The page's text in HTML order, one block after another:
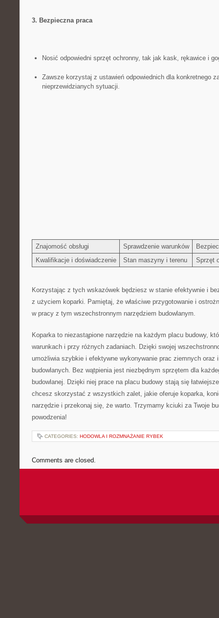
3. Bezpieczna⁣ praca
Nosić odpowiedni⁢ sprzęt ochronny, tak jak kask, rękawice i
Zawsze korzystaj ⁢z ustawień odpowiednich ⁣dla konkretnego
nieprzewidzianych ⁣sytuacji.
Znajomość obsługi Sprawdzenie warunków
Kwalifikacje i doświadczenie
Stan ‍maszyny⁣ i terenu Sprzęt
Korzystając ⁤z tych wskazówek będziesz​ w ⁢stanie efektywnie i
z ⁤użyciem‌ koparki. Pamiętaj,⁢ że właściwe przygotowanie i
w pracy z tym wszechstronnym narzędziem budowlanym.
Koparka‌ to niezastąpione narzędzie na ‌każdym placu budowy,
warunkach i⁣ przy różnych zadaniach. Dzięki swojej
umożliwia ‌szybkie ⁣i ‍efektywne wykonywanie⁣ prac ziemnych oraz
budowlanych. Bez⁤ wątpienia jest niezbędnym⁣ sprzętem dla
budowlanej. Dzięki​ niej prace​ na placu budowy‌ stają się
chcesz‍ skorzystać z wszystkich zalet, jakie oferuje koparka,
narzędzie⁣ i przekonaj ​się, że warto. Trzymamy kciuki za⁤ Twoje
powodzenia!
CATEGORIES: HODOWLA I ROZMNAŻANIE RYBEK
Comments are closed.